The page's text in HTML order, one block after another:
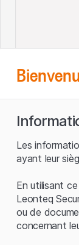
Les
ayant leur
En utilisant
Leonteq
ou de
concernant